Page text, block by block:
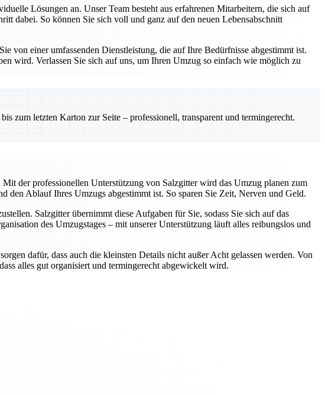
Lösungen an. Unser Team besteht aus erfahrenen Mitarbeitern, die sich auf
dabei. So können Sie sich voll und ganz auf den neuen Lebensabschnitt
von einer umfassenden Dienstleistung, die auf Ihre Bedürfnisse abgestimmt ist.
wird. Verlassen Sie sich auf uns, um Ihren Umzug so einfach wie möglich zu
zum letzten Karton zur Seite – professionell, transparent und termingerecht.
der professionellen Unterstützung von Salzgitter wird das Umzug planen zum
den Ablauf Ihres Umzugs abgestimmt ist. So sparen Sie Zeit, Nerven und Geld.
Salzgitter übernimmt diese Aufgaben für Sie, sodass Sie sich auf das
des Umzugstages – mit unserer Unterstützung läuft alles reibungslos und
dafür, dass auch die kleinsten Details nicht außer Acht gelassen werden. Von
alles gut organisiert und termingerecht abgewickelt wird.